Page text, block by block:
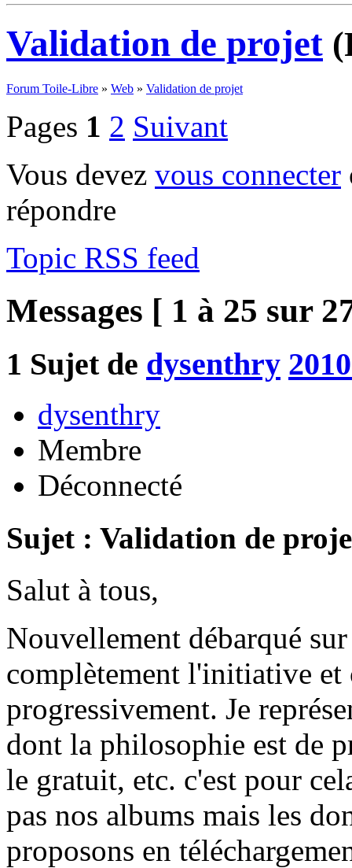
Validation de projet
Forum Toile-Libre » Web » Validation de projet
Pages 1 2 Suivant
Vous devez vous connecter
répondre
Topic RSS feed
Messages [ 1 à 25 sur
1 Sujet de dysenthry
dysenthry
Membre
Déconnecté
Sujet : Validation de
Salut à tous,
Nouvellement débarqué
complètement l'initiative
progressivement. Je
dont la philosophie est de
le gratuit, etc. c'est pour
pas nos albums mais les
proposons en